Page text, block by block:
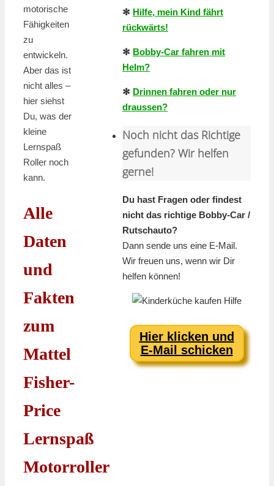
motorische
Fähigkeiten
zu
entwickeln.
Aber das ist
nicht alles –
hier siehst
Du, was der
kleine
Lernspaß
Roller noch
kann.
Alle
Daten
und
Fakten
zum
Mattel
Fisher-
Price
Lernspaß
Motorroller
✻ Hilfe, mein Kind fährt
rückwärts!
✻ Bobby-Car fahren mit
Helm?
✻ Drinnen fahren oder nur
draussen?
Noch nicht das Richtige
gefunden? Wir helfen
gerne!
Du hast Fragen oder findest
nicht das richtige Bobby-Car /
Rutschauto?
Dann sende uns eine E-Mail.
Wir freuen uns, wenn wir Dir
helfen können!
Hier klicken und
E-Mail schicken